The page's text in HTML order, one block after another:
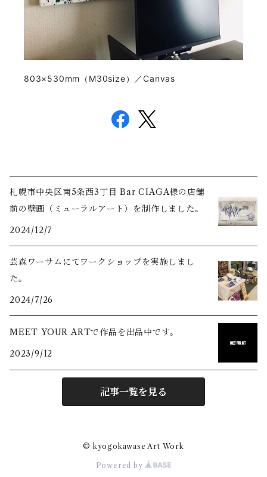
803×530mm（M30size）／Canvas
札幌市中央区南5条西3丁目 Bar CIAGA様の店舗
前の壁画（ミューラルアート）を制作しました。
2024/12/7
芸森ワーサムにてワークショップを実施しまし
た。
2024/7/26
MEET YOUR ARTで作品を出品中です。
2023/9/12
記事一覧を見る
© kyogokawase Art Work
Powered by